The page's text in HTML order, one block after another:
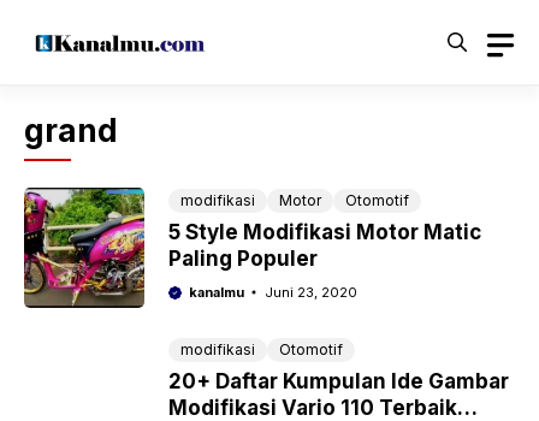
grand
modifikasi Motor Otomotif
5 Style Modifikasi Motor Matic
Paling Populer
kanalmu Juni 23, 2020
modifikasi Otomotif
20+ Daftar Kumpulan Ide Gambar
Modifikasi Vario 110 Terbaik